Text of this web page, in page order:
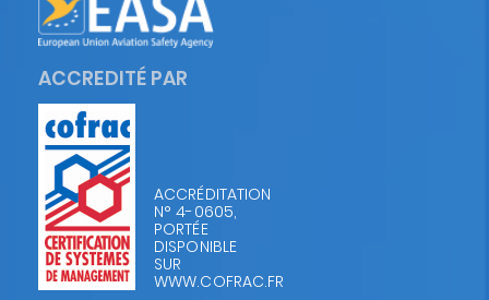
ACCREDITÉ PAR
ACCRÉDITATION
N° 4-0605,
PORTÉE
DISPONIBLE
SUR
WWW.COFRAC.FR